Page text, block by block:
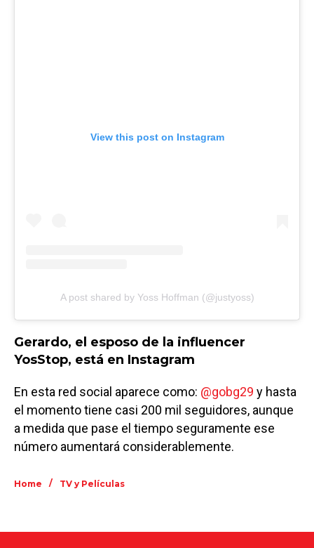
View this post on Instagram
A post shared by Yoss Hoffman (@justyoss)
Gerardo, el esposo de la influencer
YosStop, está en Instagram
En esta red social aparece como: @gobg29 y hasta
el momento tiene casi 200 mil seguidores, aunque
a medida que pase el tiempo seguramente ese
número aumentará considerablemente.
Home / TV y Películas